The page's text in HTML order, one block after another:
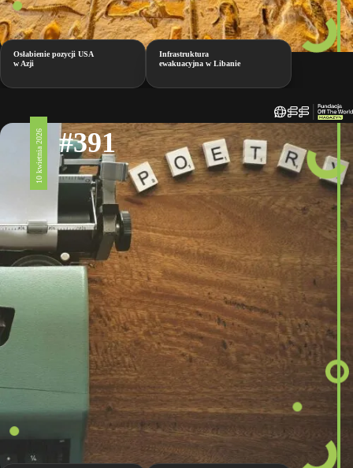
Osłabienie pozycji USA
w Azji
Infrastruktura
ewakuacyjna w Libanie
10 kwietnia 2026 #391